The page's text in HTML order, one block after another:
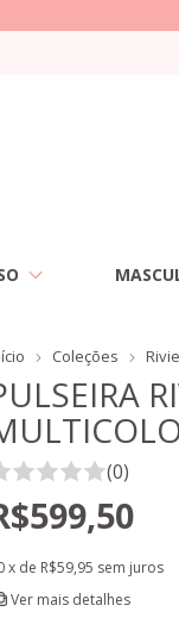
Coleções
(0)
x de R$59,95 sem juros
Ver mais detalhes